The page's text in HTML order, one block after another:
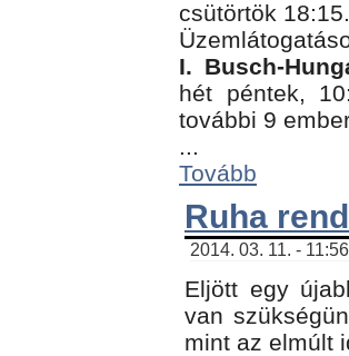
csütörtök 18:15.
I. Busch-
hét péntek,
további 9
...
Tovább
Ruha
2014. 03. 11. -
Eljött egy
van
mint az elmúlt